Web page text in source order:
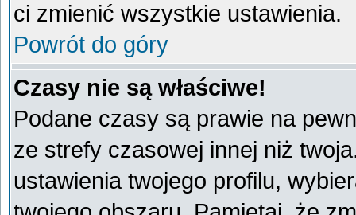
ci zmienić wszystkie ustawienia.
Powrót do góry
Czasy nie są właściwe!
Podane czasy są prawie na
ze strefy czasowej innej niż
ustawienia twojego profilu,